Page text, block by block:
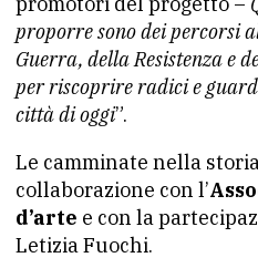
proporre sono dei percorsi
Guerra, della Resistenza e
per riscoprire radici e
città di oggi”.
Le camminate nella
collaborazione con l’
d’arte e con la
Letizia Fuochi.